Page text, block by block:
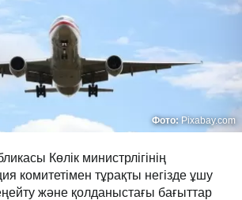
Фото: Pixabay.com
Көлік министрлігінің
комитетімен тұрақты негізде ұшу
және қолданыстағы бағыттар